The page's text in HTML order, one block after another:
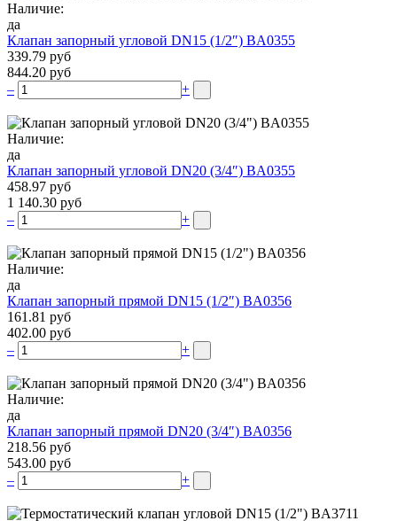
Наличие:
да
Клапан запорный угловой DN15 (1/2″) BA0355
339.79 руб
844.20 руб
–
+
Наличие:
да
Клапан запорный угловой DN20 (3/4″) BA0355
458.97 руб
1 140.30 руб
–
+
Наличие:
да
Клапан запорный прямой DN15 (1/2″) BA0356
161.81 руб
402.00 руб
–
+
Наличие:
да
Клапан запорный прямой DN20 (3/4″) BA0356
218.56 руб
543.00 руб
–
+